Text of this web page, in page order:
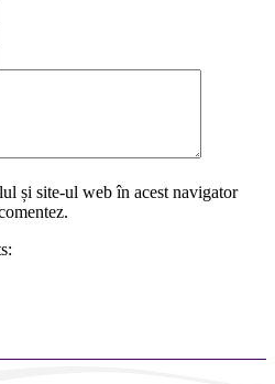
și site-ul web în acest navigator